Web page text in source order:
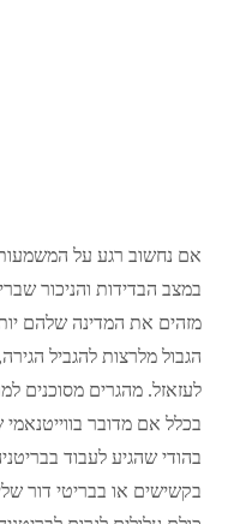
אם נחשוב רגע על
במצב הבדידות והניכור
מזהים את המדינה שלהם
הגבול מלרצות להגביל
לעזאזל. מהגרים מסוכנים
בכלל אם מדובר
בהודי שהגיע לעבוד
בקשישים או בבריטי דור